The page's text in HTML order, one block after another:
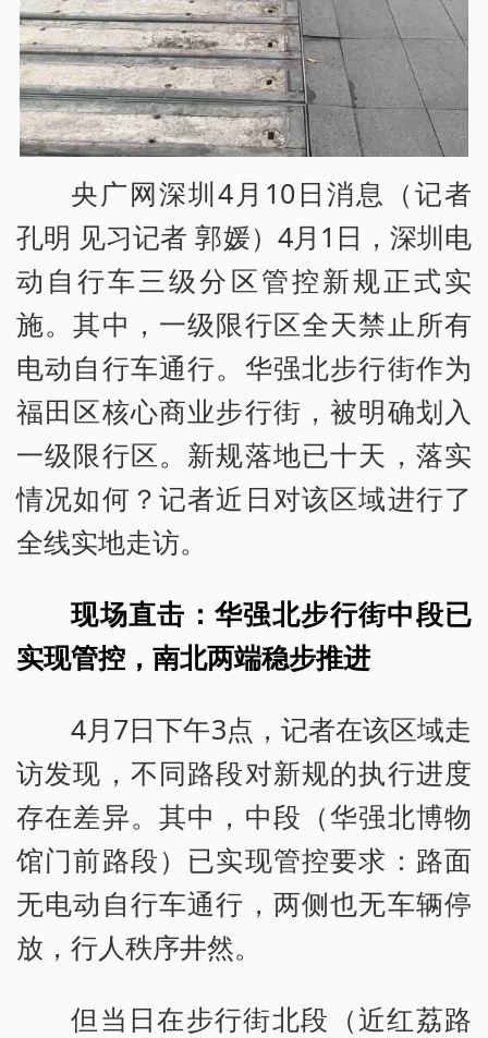
央广网深圳4月10日消息（记者
孔明 见习记者 郭媛）4月1日，深圳电
动自行车三级分区管控新规正式实
施。其中，一级限行区全天禁止所有
电动自行车通行。华强北步行街作为
福田区核心商业步行街，被明确划入
一级限行区。新规落地已十天，落实
情况如何？记者近日对该区域进行了
全线实地走访。
现场直击：华强北步行街中段已
实现管控，南北两端稳步推进
4月7日下午3点，记者在该区域走
访发现，不同路段对新规的执行进度
存在差异。其中，中段（华强北博物
馆门前路段）已实现管控要求：路面
无电动自行车通行，两侧也无车辆停
放，行人秩序井然。
但当日在步行街北段（近红荔路